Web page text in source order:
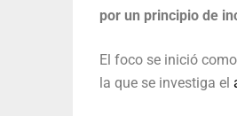
por un principio de
El foco se inició
la que se investiga el